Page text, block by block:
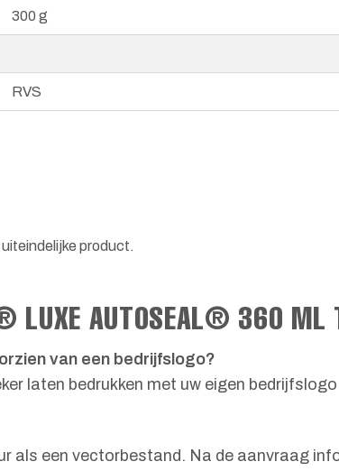
300 g
RVS
product.
LUXE AUTOSEAL® 360 ML
van een bedrijfslogo?
laten bedrukken met uw eigen
als een vectorbestand. Na de aanvraag